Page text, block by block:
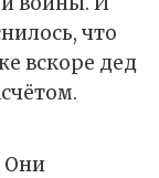
что
вскоре дед
Они